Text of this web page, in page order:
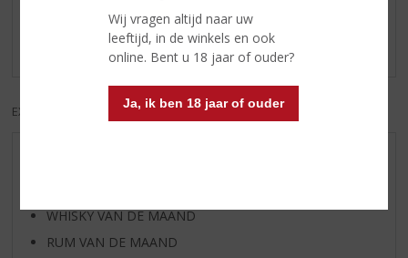
Wij vragen altijd naar uw
leeftijd, in de winkels en ook
online. Bent u 18 jaar of ouder?
Ja, ik ben 18 jaar of ouder
Schrijf een review
Er zijn nog geen reviews geplaatst voor dit product
EXCL. BTW INCL. BTW
WHISKY VAN DE MAAND
RUM VAN DE MAAND